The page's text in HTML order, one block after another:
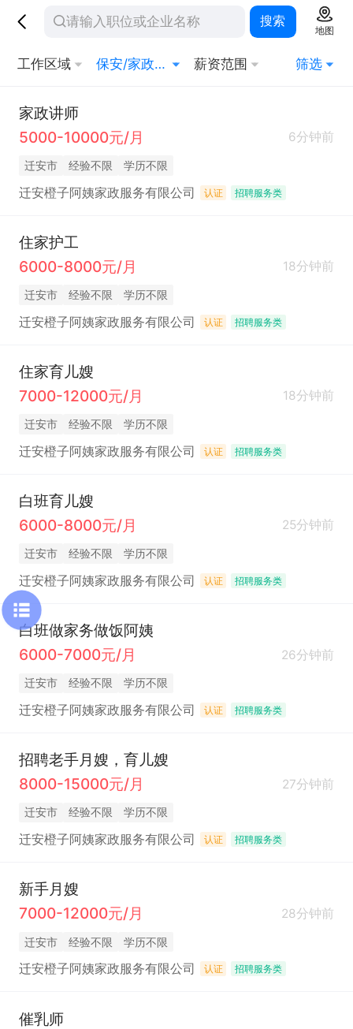
搜索
地图
工作区域 保安/家政/其他生活服务 薪资范围 筛选
家政讲师
5000-10000元/月
6分钟前
迁安市 经验不限 学历不限
迁安橙子阿姨家政服务有限公司 认证 招聘服务类
住家护工
6000-8000元/月
18分钟前
迁安市 经验不限 学历不限
迁安橙子阿姨家政服务有限公司 认证 招聘服务类
住家育儿嫂
7000-12000元/月
18分钟前
迁安市 经验不限 学历不限
迁安橙子阿姨家政服务有限公司 认证 招聘服务类
白班育儿嫂
6000-8000元/月
25分钟前
迁安市 经验不限 学历不限
迁安橙子阿姨家政服务有限公司 认证 招聘服务类
白班做家务做饭阿姨
6000-7000元/月
26分钟前
迁安市 经验不限 学历不限
迁安橙子阿姨家政服务有限公司 认证 招聘服务类
招聘老手月嫂，育儿嫂
8000-15000元/月
27分钟前
迁安市 经验不限 学历不限
迁安橙子阿姨家政服务有限公司 认证 招聘服务类
新手月嫂
7000-12000元/月
28分钟前
迁安市 经验不限 学历不限
迁安橙子阿姨家政服务有限公司 认证 招聘服务类
催乳师